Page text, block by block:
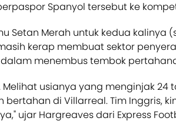
Spanyol tersebut ke
Setan Merah untuk kedua kalinya
masih kerap membuat sektor
menembus tembok
usianya yang menginjak 24
bertahan di Villarreal. Tim Inggris,
ujar Hargreaves dari Express